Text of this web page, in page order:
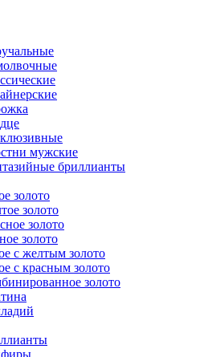
мужские
бриллианты
золото
золото
золото
золото
с желтым золото
с красным золото
золото